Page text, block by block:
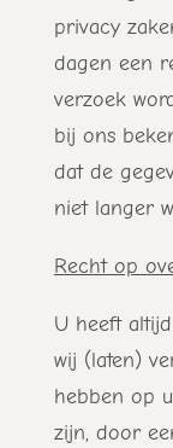
privacy
dagen een
verzoek
bij ons
dat de
niet langer
Recht op
U heeft
wij (laten)
hebben op
zijn, door